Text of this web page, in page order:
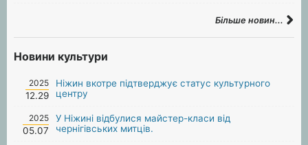
Більше новин...
Новини культури
2025
12.29
Ніжин вкотре підтверджує статус культурного
центру
2025
05.07
У Ніжині відбулися майстер-класи від
чернігівських митців.